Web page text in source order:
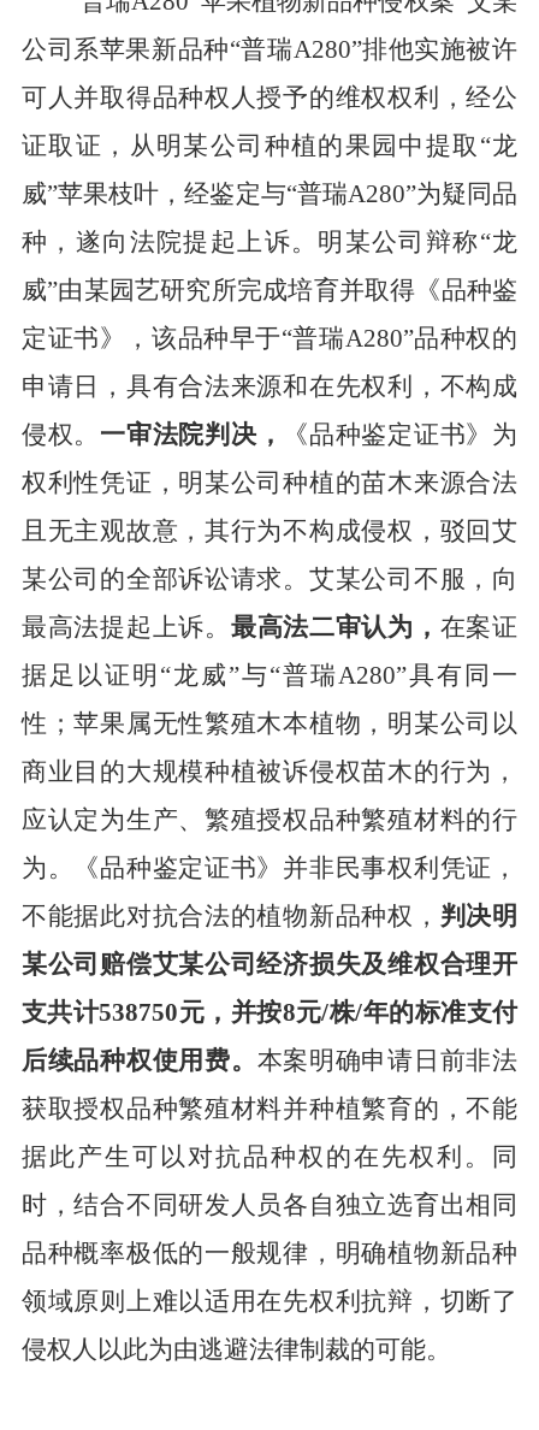
公司系苹果新品种“普瑞A280”排他实施被许
可人并取得品种权人授予的维权权利，经公
证取证，从明某公司种植的果园中提取“龙
威”苹果枝叶，经鉴定与“普瑞A280”为疑同品
种，遂向法院提起上诉。明某公司辩称“龙
威”由某园艺研究所完成培育并取得《品种鉴
定证书》，该品种早于“普瑞A280”品种权的
申请日，具有合法来源和在先权利，不构成
侵权。 一审法院判决，
《品种鉴定证书》为
权利性凭证，明某公司种植的苗木来源合法
且无主观故意，其行为不构成侵权，驳回艾
某公司的全部诉讼请求。艾某公司不服，向
最高法提起上诉。 最高法二审认为， 在案证
据足以证明 “龙威”与“普瑞A280”具有同一
性；苹果属无性繁殖木本植物，明某公司以
商业目的大规模种植被诉侵权苗木的行为，
应认定为生产、繁殖授权品种繁殖材料的行
为。《品种鉴定证书》并非民事权利凭证，
不能据此对抗合法的植物新品种权， 判决明
某公司赔偿艾某公司经济损失及维权合理开
支共计538750元，并按8元/株/年的标准支付
后续品种权使用费。 本案明确申请日前非法
获取授权品种繁殖材料并种植繁育的，不能
据此产生可以对抗品种权的在先权利。同
时，结合不同研发人员各自独立选育出相同
品种概率极低的一般规律，明确植物新品种
领域原则上难以适用在先权利抗辩，切断了
侵权人以此为由逃避法律制裁的可能。